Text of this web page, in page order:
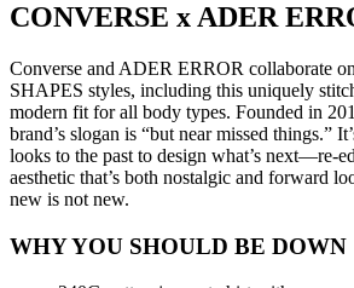
CONVERSE x ADER
Converse and ADER ERROR collaborate
SHAPES styles, including this uniquely
modern fit for all body types. Founded in
brand’s slogan is “but near missed things.”
looks to the past to design what’s next—re-
aesthetic that’s both nostalgic and forward
new is not new.
WHY YOU SHOULD BE DOWN